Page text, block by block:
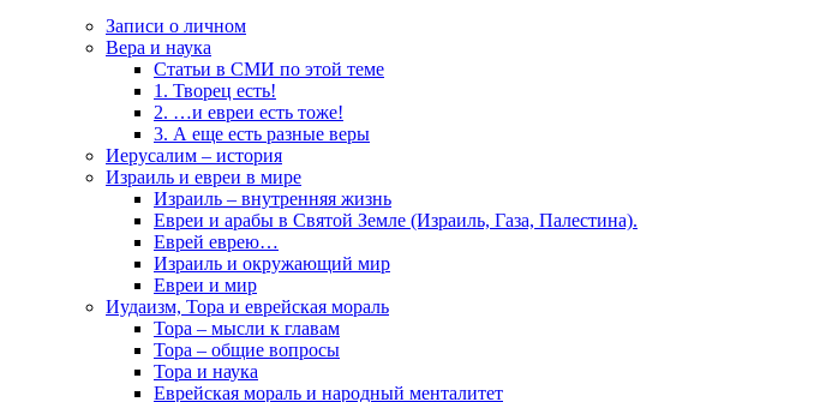
Записи о личном
Вера и наука
Статьи в СМИ по этой теме
1. Творец есть!
2. …и евреи есть тоже!
3. А еще есть разные веры
Иерусалим – история
Израиль и евреи в мире
Израиль – внутренняя жизнь
Евреи и арабы в Святой Земле (Израиль, Газа, Палестина).
Еврей еврею…
Израиль и окружающий мир
Евреи и мир
Иудаизм, Тора и еврейская мораль
Тора – мысли к главам
Тора – общие вопросы
Тора и наука
Еврейская мораль и народный менталитет